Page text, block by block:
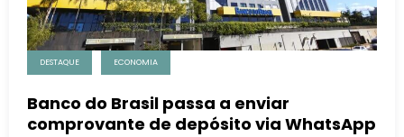
DESTAQUE ECONOMIA
Banco do Brasil passa a enviar
comprovante de depósito via WhatsApp